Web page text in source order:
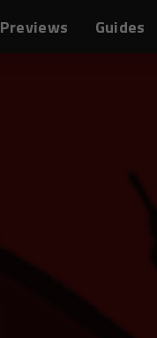
Previews Guides